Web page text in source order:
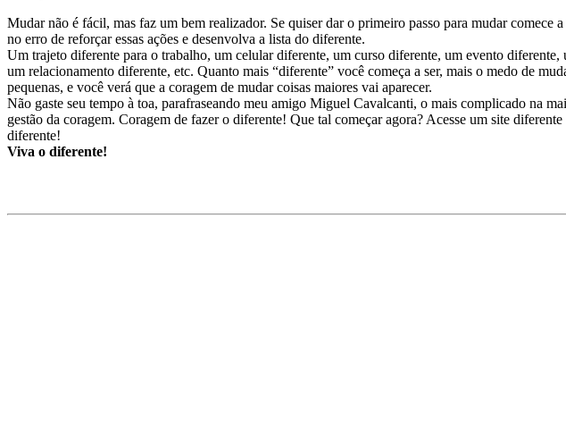
Mudar não é fácil, mas faz um bem realizador. Se quiser dar o primeiro passo para mudar comece
no erro de reforçar essas ações e desenvolva a lista do diferente.
Um trajeto diferente para o trabalho, um celular diferente, um curso diferente, um evento diferente,
um relacionamento diferente, etc. Quanto mais “diferente” você começa a ser, mais o medo de
pequenas, e você verá que a coragem de mudar coisas maiores vai aparecer.
Não gaste seu tempo à toa, parafraseando meu amigo Miguel Cavalcanti, o mais complicado na
gestão da coragem. Coragem de fazer o diferente! Que tal começar agora? Acesse um site
diferente!
Viva o diferente!